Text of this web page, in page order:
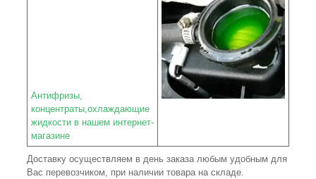
Антифризы,
концентраты,охлаждающие
жидкости в нашем интернет-
магазине
Доставку осуществляем в день заказа любым удобным для
Вас перевозчиком, при наличии товара на складе.